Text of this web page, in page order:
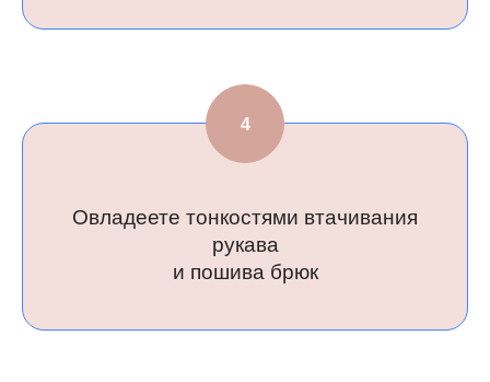
Не
Овладеете тонкостями втачивания
рукава
и пошива брюк